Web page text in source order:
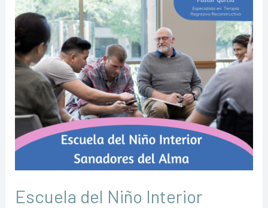
Escuela del Niño Interior